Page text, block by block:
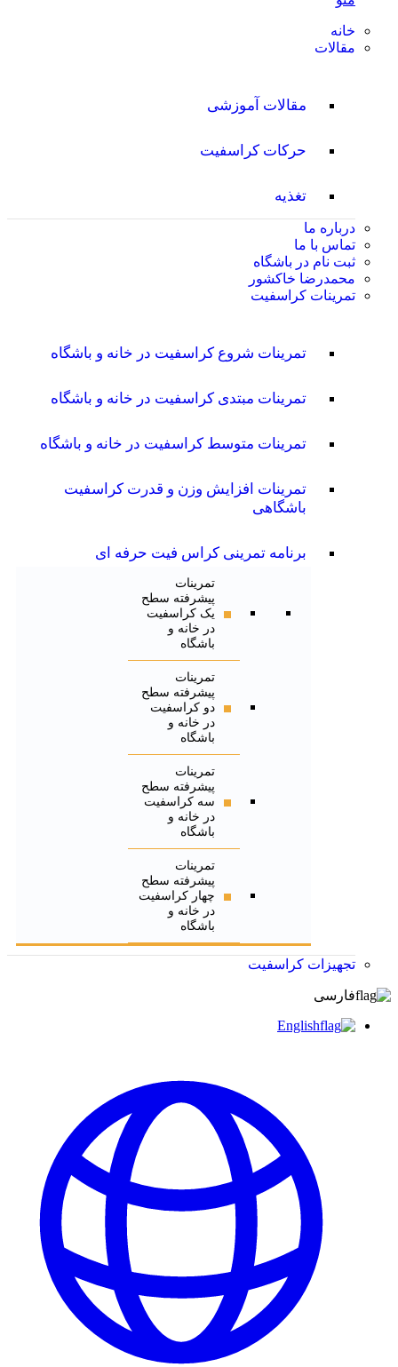
خانه
مقالات
مقالات آموزشی
حرکات کراسفیت
تغذیه
درباره ما
تماس با ما
ثبت نام در باشگاه
محمدرضا خاکشور
تمرینات کراسفیت
تمرینات شروع کراسفیت در خانه و باشگاه
تمرینات مبتدی کراسفیت در خانه و باشگاه
تمرینات متوسط کراسفیت در خانه و باشگاه
تمرینات افزایش وزن و قدرت کراسفیت
باشگاهی
برنامه تمرینی کراس فیت حرفه ای
تمرینات
پیشرفته سطح
یک کراسفیت
در خانه و
باشگاه
تمرینات
پیشرفته سطح
دو کراسفیت
در خانه و
باشگاه
تمرینات
پیشرفته سطح
سه کراسفیت
در خانه و
باشگاه
تمرینات
پیشرفته سطح
چهار کراسفیت
در خانه و
باشگاه
تجهیزات کراسفیت
فارسی
English